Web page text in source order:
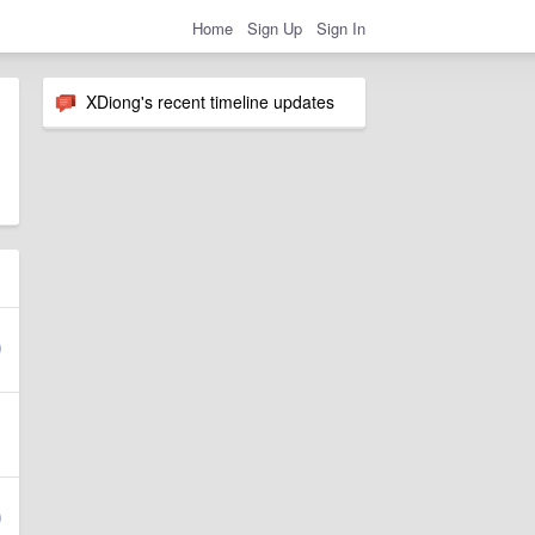
Home Sign Up Sign In
XDiong's recent timeline updates